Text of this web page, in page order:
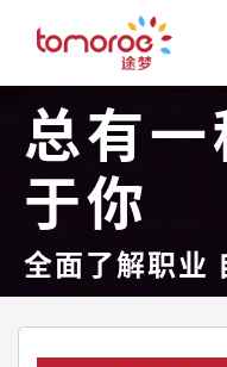
总有
于你
全面了解职业